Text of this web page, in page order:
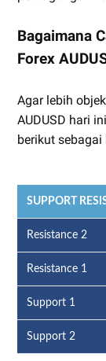
Bagaimana
Forex
Agar lebih
AUDUSD hari
berikut sebagai
SUPPORT
Resistance 2
Resistance 1
Support 1
Support 2